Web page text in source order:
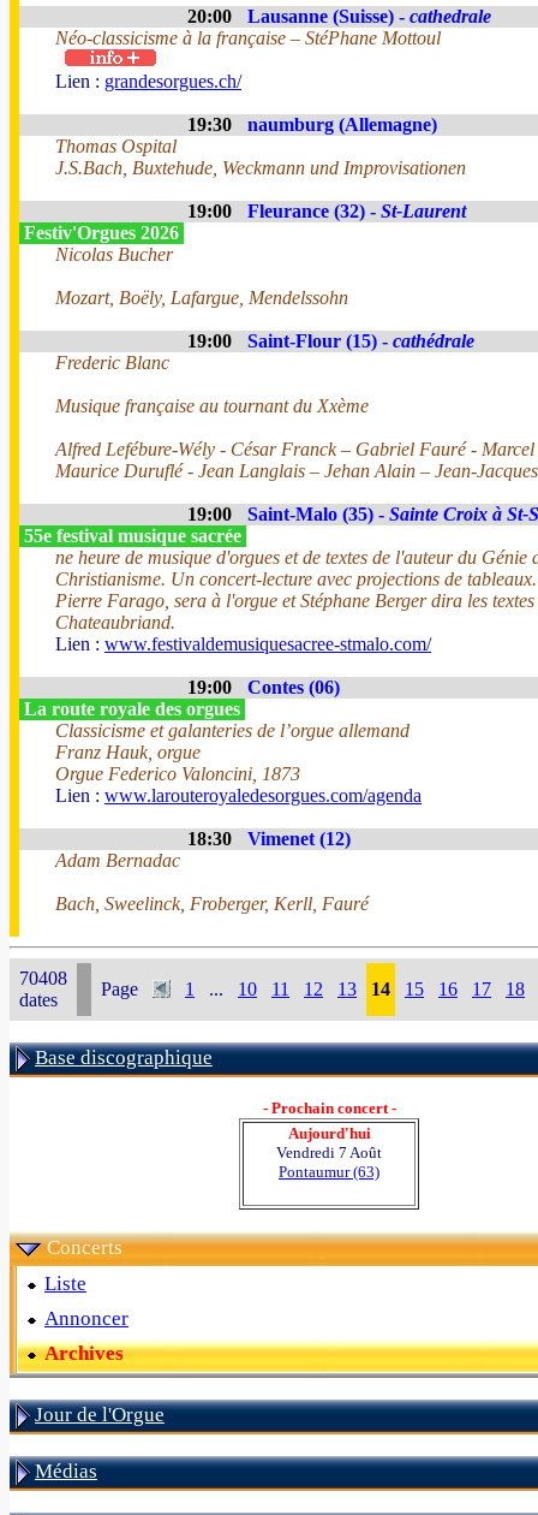
20:00 Lausanne (Suisse) - cathedrale
Néo-classicisme à la française – StéPhane Mottoul
Lien : grandesorgues.ch/
19:30
naumburg (Allemagne)
Thomas Ospital
J.S.Bach, Buxtehude, Weckmann und Improvisationen
19:00 Fleurance (32) - St-Laurent
Festiv'Orgues 2026
Nicolas Bucher
Mozart, Boëly, Lafargue, Mendelssohn
19:00 Saint-Flour (15) - cathédrale
Frederic Blanc
Musique française au tournant du Xxème
Alfred Lefébure-Wély - César Franck – Gabriel Fauré -
Maurice Duruflé - Jean Langlais – Jehan Alain – Jean-
19:00 Saint-Malo (35) - Sainte Croix à St-
55e festival musique sacrée
ne heure de musique d'orgues et de textes de l'auteur du Génie
Christianisme. Un concert-lecture avec projections de tableaux.
Pierre Farago, sera à l'orgue et Stéphane Berger dira les textes
Chateaubriand.
Lien : www.festivaldemusiquesacree-stmalo.com/
19:00
Contes (06)
La route royale des orgues
Classicisme et galanteries de l’orgue allemand
Franz Hauk, orgue
Orgue Federico Valoncini, 1873
Lien : www.larouteroyaledesorgues.com/agenda
18:30
Vimenet (12)
Adam Bernadac
Bach, Sweelinck, Froberger, Kerll, Fauré
70408
dates
Page 1 ... 10 11 12 13 14 15 16 17 18
Base discographique
- Prochain concert -
Aujourd'hui
Vendredi 7 Août
Pontaumur (63)
Concerts
Liste
Annoncer
Archives
Jour de l'Orgue
Médias